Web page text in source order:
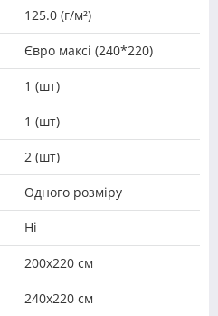
125.0 (г/м²)
Євро максі (240*220)
1 (шт)
1 (шт)
2 (шт)
Одного розміру
Ні
200х220 см
240х220 см